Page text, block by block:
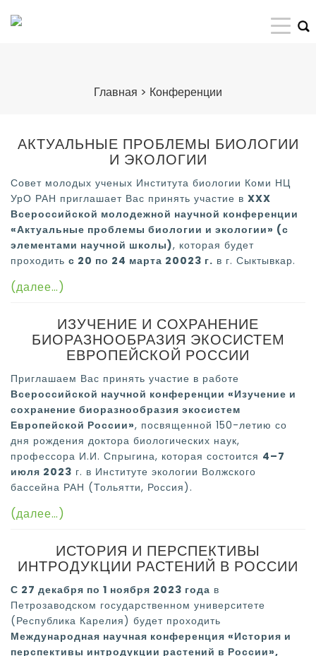
Главная > Конференции
АКТУАЛЬНЫЕ ПРОБЛЕМЫ БИОЛОГИИ
И ЭКОЛОГИИ
Совет молодых ученых Института биологии Коми НЦ
УрО РАН приглашает Вас принять участие в XXX
Всероссийской молодежной научной конференции
«Актуальные проблемы биологии и экологии» (с
элементами научной школы), которая будет
проходить с 20 по 24 марта 20023 г. в г. Сыктывкар.
(далее…)
ИЗУЧЕНИЕ И СОХРАНЕНИЕ
БИОРАЗНООБРАЗИЯ ЭКОСИСТЕМ
ЕВРОПЕЙСКОЙ РОССИИ
Приглашаем Вас принять участие в работе
Всероссийской научной конференции «Изучение и
сохранение биоразнообразия экосистем
Европейской России», посвященной 150-летию со
дня рождения доктора биологических наук,
профессора И.И. Спрыгина, которая состоится 4–7
июля 2023 г. в Институте экологии Волжского
бассейна РАН (Тольятти, Россия).
(далее…)
ИСТОРИЯ И ПЕРСПЕКТИВЫ
ИНТРОДУКЦИИ РАСТЕНИЙ В РОССИИ
С 27 декабря по 1 ноября 2023 года в
Петрозаводском государственном университете
(Республика Карелия) будет проходить
Международная научная конференция «История и
перспективы интродукции растений в России»,